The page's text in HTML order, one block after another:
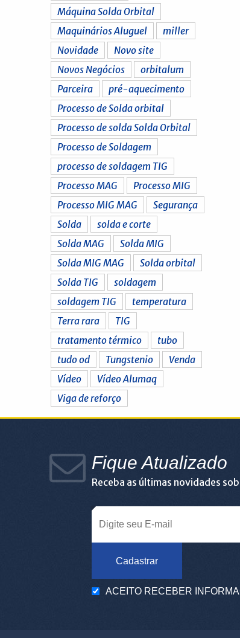
Máquina Solda Orbital
Maquinários Aluguel
miller
Novidade
Novo site
Novos Negócios
orbitalum
Parceira
pré-aquecimento
Processo de Solda orbital
Processo de solda Solda Orbital
Processo de Soldagem
processo de soldagem TIG
Processo MAG
Processo MIG
Processo MIG MAG
Segurança
Solda
solda e corte
Solda MAG
Solda MIG
Solda MIG MAG
Solda orbital
Solda TIG
soldagem
soldagem TIG
temperatura
Terra rara
TIG
tratamento térmico
tubo
tudo od
Tungstenio
Venda
Vídeo
Vídeo Alumaq
Viga de reforço
Fique Atualizado
Receba as últimas novidades
Cadastrar
ACEITO RECEBER